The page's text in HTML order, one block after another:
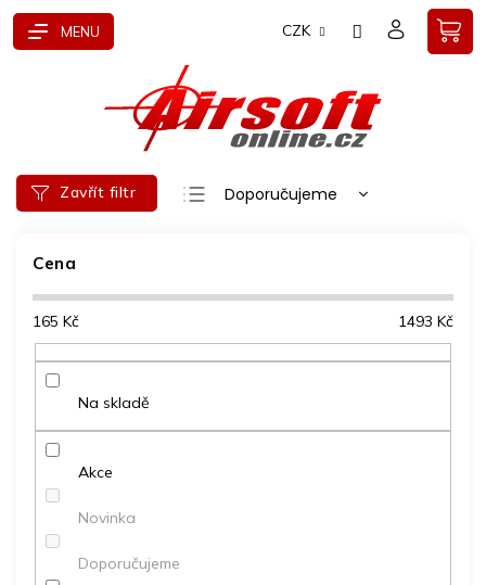
Přejít
CZK
Ř
a
í
r
u
Doporučujeme
Nejprodávanější
Zavřít filtr
Cena
165 Kč 1493 Kč
Na skladě
Akce
Novinka
Doporučujeme